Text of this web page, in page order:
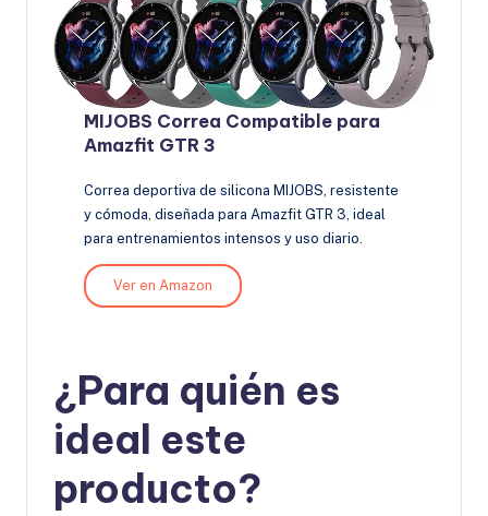
MIJOBS Correa Compatible para
Amazfit GTR 3
Correa deportiva de silicona MIJOBS, resistente
y cómoda, diseñada para Amazfit GTR 3, ideal
para entrenamientos intensos y uso diario.
Ver en Amazon
¿Para quién es
ideal este
producto?